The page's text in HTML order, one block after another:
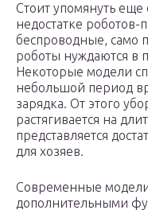
Стоит упомянуть
недостатке роботов-
беспроводные, само
роботы нуждаются в
Некоторые модели
небольшой период
зарядка. От этого
растягивается на
представляется
для хозяев.
Современные
дополнительными